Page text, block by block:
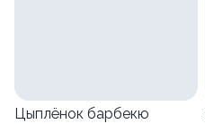
Цыплёнок барбекю